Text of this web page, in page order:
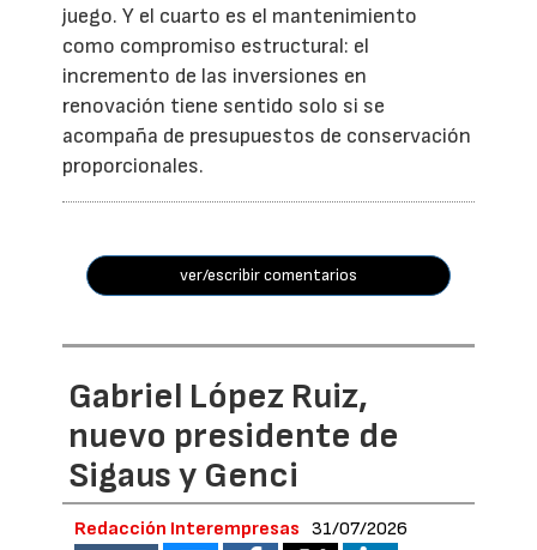
juego. Y el cuarto es el mantenimiento
como compromiso estructural: el
incremento de las inversiones en
renovación tiene sentido solo si se
acompaña de presupuestos de conservación
proporcionales.
ver/escribir comentarios
Gabriel López Ruiz,
nuevo presidente de
Sigaus y Genci
Redacción Interempresas 31/07/2026